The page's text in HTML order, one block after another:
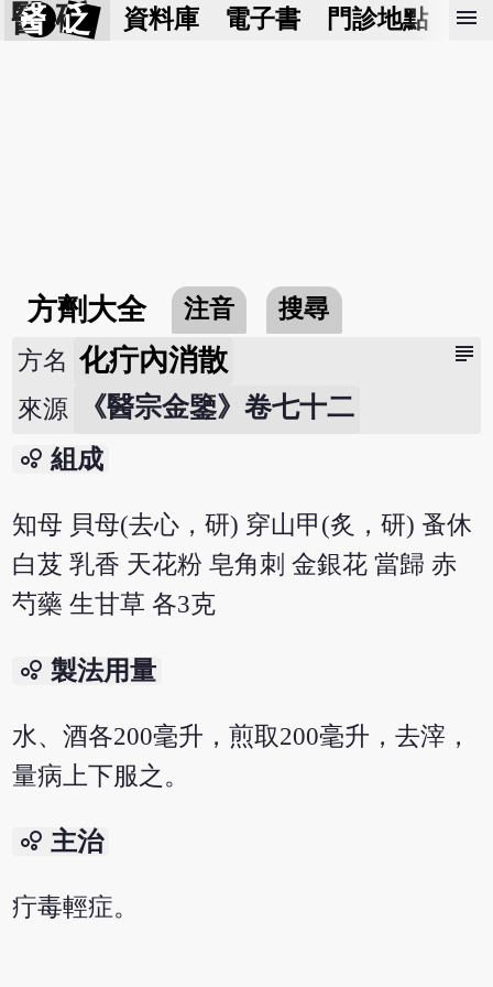
醫 砭 資料庫 電子書 門診地點 預
menu
方劑大全 注音 搜尋
subject
方名 化疔內消散
來源 《醫宗金鑒》卷七十二
bubble_chart 組成
知母 貝母(去心，研) 穿山甲(炙，研) 蚤休
白芨 乳香 天花粉 皂角刺 金銀花 當歸 赤
芍藥 生甘草 各3克
bubble_chart 製法用量
水、酒各200毫升，煎取200毫升，去滓，
量病上下服之。
bubble_chart 主治
疔毒輕症。